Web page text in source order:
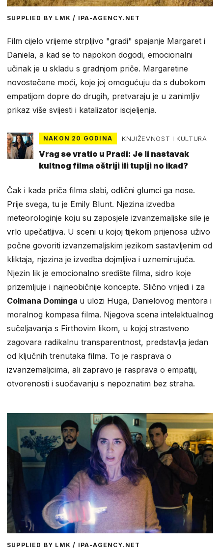
SUPPLIED BY LMK / IPA-AGENCY.NET
Film cijelo vrijeme strpljivo "gradi" spajanje Margaret i
Daniela, a kad se to napokon dogodi, emocionalni
učinak je u skladu s gradnjom priče. Margaretine
novostečene moći, koje joj omogućuju da s dubokom
empatijom dopre do drugih, pretvaraju je u zanimljiv
prikaz više svijesti i katalizator iscjeljenja.
NAKON 20 GODINA KNJIŽEVNOST I KULTURA
Vrag se vratio u Pradi: Je li nastavak
kultnog filma oštriji ili tuplji no ikad?
Čak i kada priča filma slabi, odlični glumci ga nose.
Prije svega, tu je Emily Blunt. Njezina izvedba
meteorologinje koju su zaposjele izvanzemaljske sile je
vrlo upečatljiva. U sceni u kojoj tijekom prijenosa uživo
počne govoriti izvanzemaljskim jezikom sastavljenim od
kliktaja, njezina je izvedba dojmljiva i uznemirujuća.
Njezin lik je emocionalno središte filma, sidro koje
prizemljuje i najneobičnije koncepte. Slično vrijedi i za
Colmana Dominga u ulozi Huga, Danielovog mentora i
moralnog kompasa filma. Njegova scena intelektualnog
sučeljavanja s Firthovim likom, u kojoj strastveno
zagovara radikalnu transparentnost, predstavlja jedan
od ključnih trenutaka filma. To je rasprava o
izvanzemaljcima, ali zapravo je rasprava o empatiji,
otvorenosti i suočavanju s nepoznatim bez straha.
SUPPLIED BY LMK / IPA-AGENCY.NET